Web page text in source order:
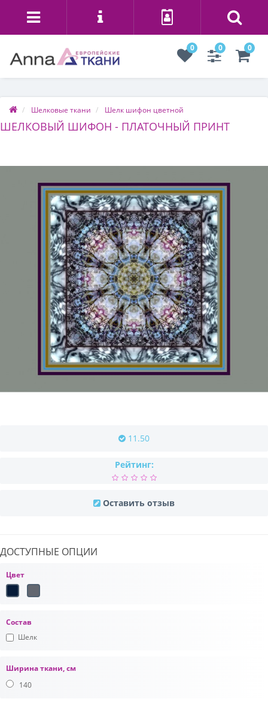
0 0 0
Шелковые ткани Шелк шифон цветной
ШЕЛКОВЫЙ ШИФОН - ПЛАТОЧНЫЙ ПРИНТ
11.50
Рейтинг:
Оставить отзыв
ДОСТУПНЫЕ ОПЦИИ
Цвет
Состав
Шелк
Ширина ткани, см
140